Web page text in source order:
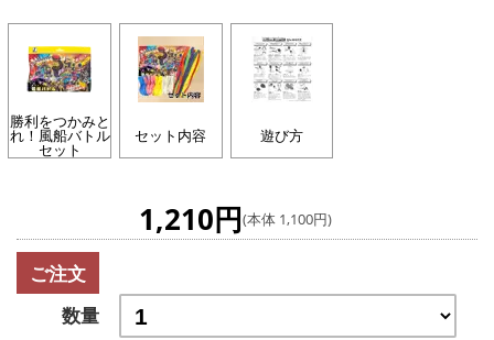
勝利をつかみと
れ！風船バトル
セット
セット内容 遊び方
1,210円(本体 1,100円)
ご注文
数量